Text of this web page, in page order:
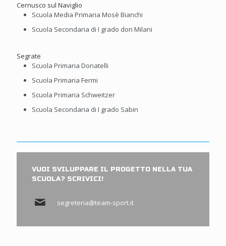
Cernusco sul Naviglio
Scuola Media Primaria Mosè Bianchi
Scuola Secondaria di I grado don Milani
Segrate
Scuola Primaria Donatelli
Scuola Primaria Fermi
Scuola Primaria Schweitzer
Scuola Secondaria di I grado Sabin
VUOI SVILUPPARE IL PROGETTO NELLA TUA
SCUOLA? SCRIVICI!
segreteria@team-sport.it